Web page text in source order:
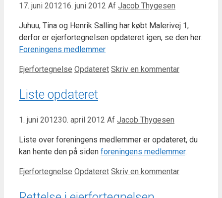
17. juni 201216. juni 2012 Af Jacob Thygesen
Juhuu, Tina og Henrik Salling har købt Malerivej 1,
derfor er ejerfortegnelsen opdateret igen, se den her:
Foreningens medlemmer
Kategorier
Ejerfortegnelse Tags
Opdateret Skriv en kommentar
Liste opdateret
1. juni 201230. april 2012 Af Jacob Thygesen
Liste over foreningens medlemmer er opdateret, du
kan hente den på siden foreningens medlemmer.
Kategorier
Ejerfortegnelse Tags
Opdateret Skriv en kommentar